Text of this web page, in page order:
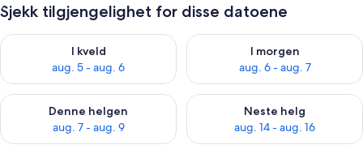
Sjekk tilgjengelighet for disse datoene
I kveld
aug. 5 - aug. 6
Sjekk tilgjengelighet for i kveld, aug. 5 - aug. 6
I morgen
aug. 6 - aug. 7
Sjekk tilgjengelighet for i
Denne helgen
aug. 7 - aug. 9
Sjekk tilgjengelighet for denne helgen, aug. 7 - aug. 9
Neste helg
aug. 14 - aug. 16
Sjekk tilgjengelighet for neste